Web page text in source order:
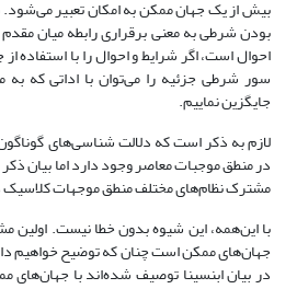
بیش از یک جهان ممکن به امکان تعبیر می‌شود.
بودن شرطی به معنی برقراری رابطه میان
احوال است، اگر شرایط و احوال را با
سور شرطی جزئیه را می‌توان با اداتی که
جایگزین نماییم.
لازم به ذکر است که دلالت شناسی‌های
در منطق موجبات معاصر وجود دارد اما بیان
مشترک نظام‌های مختلف منطق موجهات
با این‌همه، این شیوه بدون خطا نیست. اولین
جهان‌های ممکن است چنان که توضیح خواهیم
در بیان ابن­سینا توصیف شده‌اند با